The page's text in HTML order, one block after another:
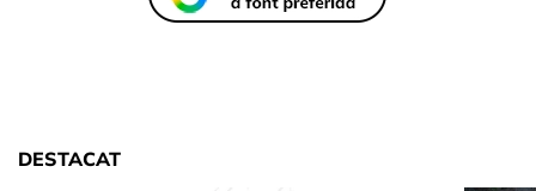
DESTACAT